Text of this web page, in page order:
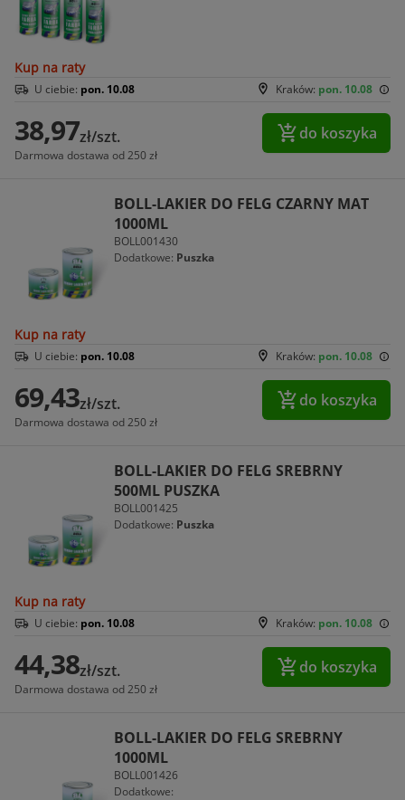
Kup na raty
Kraków: pon. 10.08
U ciebie: pon. 10.08
38,97zł/szt.
Darmowa dostawa od 250 zł
do koszyka
BOLL-LAKIER DO FELG CZARNY MAT
1000ML
BOLL001430
Dodatkowe: Puszka
Kup na raty
Kraków: pon. 10.08
U ciebie: pon. 10.08
69,43zł/szt.
Darmowa dostawa od 250 zł
do koszyka
BOLL-LAKIER DO FELG SREBRNY
500ML PUSZKA
BOLL001425
Dodatkowe: Puszka
Kup na raty
Kraków: pon. 10.08
U ciebie: pon. 10.08
44,38zł/szt.
Darmowa dostawa od 250 zł
do koszyka
BOLL-LAKIER DO FELG SREBRNY
1000ML
BOLL001426
Dodatkowe: